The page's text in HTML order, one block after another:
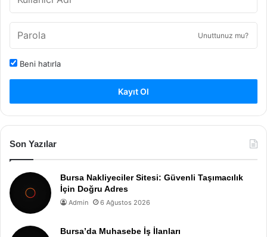
Unuttunuz mu?
Beni hatırla
Kayıt Ol
Son Yazılar
Bursa Nakliyeciler Sitesi: Güvenli Taşımacılık
İçin Doğru Adres
Admin 6 Ağustos 2026
Bursa’da Muhasebe İş İlanları